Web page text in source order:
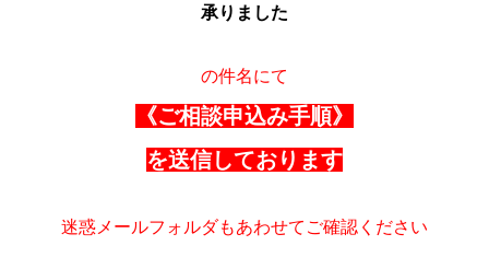
承りました
の件名にて
《ご相談申込み手順》
を送信しております
迷惑メールフォルダもあわせてご確認ください